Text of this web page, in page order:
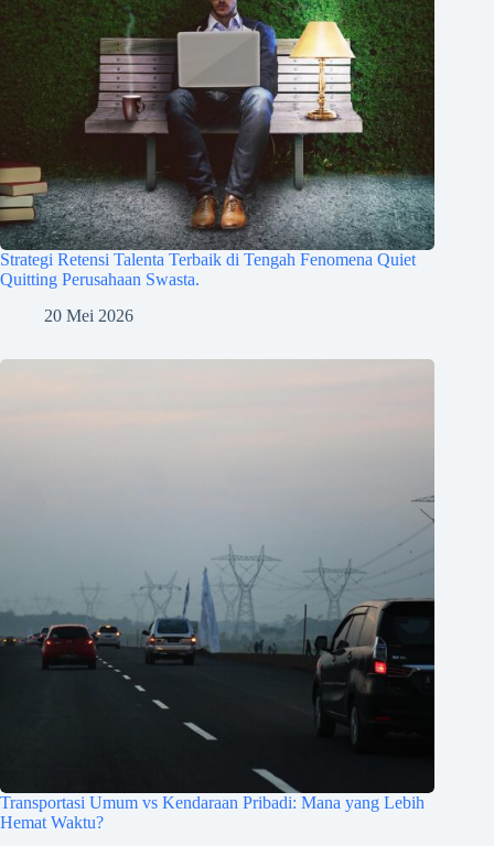
Strategi Retensi Talenta Terbaik di Tengah Fenomena Quiet
Quitting Perusahaan Swasta.
20 Mei 2026
Transportasi Umum vs Kendaraan Pribadi: Mana yang Lebih
Hemat Waktu?